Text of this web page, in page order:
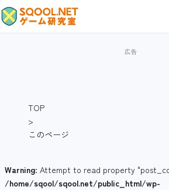
TOP
>
このページ
Warning: Attempt to read property
/home/sqool/sqool.net/public_html/wp-